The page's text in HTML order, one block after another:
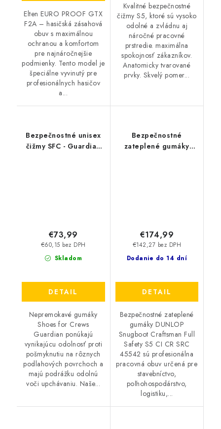
Elten EURO PROOF GTX
F2A – hasičská zásahová
obuv s maximálnou
ochranou a komfortom
pre najnáročnejšie
podmienky. Tento model je
špeciálne vyvinutý pre
profesionálnych hasičov
a...
Kvalitné bezpečnostné
čižmy S5, ktoré sú vysoko
odolné a zvládnu aj
náročné pracovné
prstredie. maximálna
spokojnosť zákazníkov.
Anatomicky tvarované
prvky. Skvelý pomer...
Bezpečnostné unisex
čižmy SFC - Guardian
Skladom
€60,15 bez DPH
€73,99
DETAIL
Nepremokavé gumáky
Shoes for Crews
Guardian ponúkajú
vynikajúcu odolnosť proti
pošmyknutiu na rôznych
podlahových povrchoch a
majú podrážku odolnú
voči upchávaniu. Naše...
Bezpečnostné
zateplené gumáky
Dodanie do 14 dní
€142,27 bez DPH
€174,99
DETAIL
Bezpečnostné zateplené
gumáky DUNLOP
Snugboot Craftsman Full
Safety S5 CI CR SRC
45542 sú profesionálna
pracovná obuv určená pre
stavebníctvo,
poľnohospodárstvo,
logistiku,...